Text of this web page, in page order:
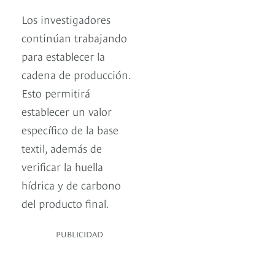
Los investigadores
continúan trabajando
para establecer la
cadena de producción.
Esto permitirá
establecer un valor
específico de la base
textil, además de
verificar la huella
hídrica y de carbono
del producto final.
PUBLICIDAD